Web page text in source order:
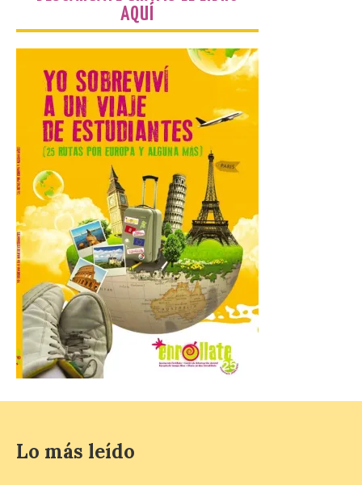
seguridad y acceso […]
Gijon prohíbe el baño en
San Lorenzo, Poniente y
Arbeyal el día del eclipse a
partir de las 19.00 horas.
8 Ago 2026
Incide en que el eclipse se
verá desde múltiples
puntos de la ciudad, por lo
que no será necesario
desplazarse y se
recomienda no acudir a Gijón/Xixón en
coche ni usarlo ese día. Los accesos a
la Campa Torres y La […]
La decimonovena
fotografía de León de…
8 Ago 2026
AQUÍ
Lo más leído